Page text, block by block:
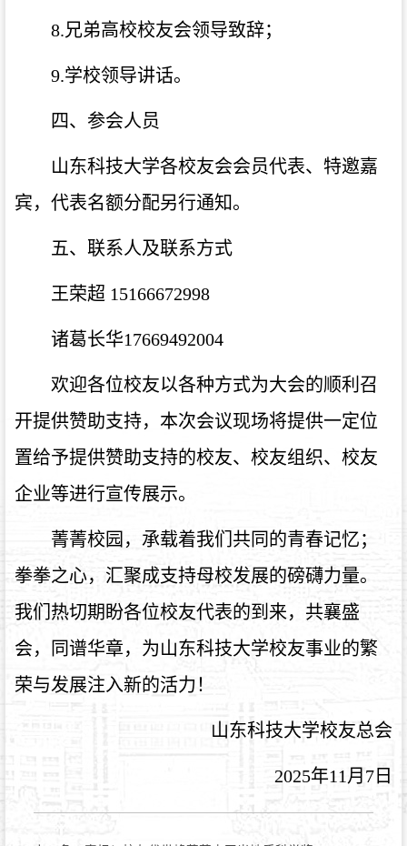
8.兄弟高校校友会领导致辞；
9.学校领导讲话。
四、参会人员
山东科技大学各校友会会员代表、特邀嘉
宾，代表名额分配另行通知。
五、联系人及联系方式
王荣超 15166672998
诸葛长华17669492004
欢迎各位校友以各种方式为大会的顺利召
开提供赞助支持，本次会议现场将提供一定位
置给予提供赞助支持的校友、校友组织、校友
企业等进行宣传展示。
菁菁校园，承载着我们共同的青春记忆；
拳拳之心，汇聚成支持母校发展的磅礴力量。
我们热切期盼各位校友代表的到来，共襄盛
会，同谱华章，为山东科技大学校友事业的繁
荣与发展注入新的活力！
山东科技大学校友总会
2025年11月7日